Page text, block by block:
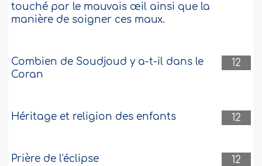
touché par le mauvais œil ainsi que la
manière de soigner ces maux.
12
Combien de Soudjoud y a-t-il dans le
Coran
12
Héritage et religion des enfants
12
Prière de l'éclipse